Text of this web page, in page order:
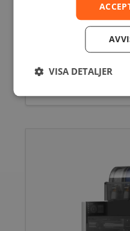
BAMBU LAB – X2D
VISA DETALJER